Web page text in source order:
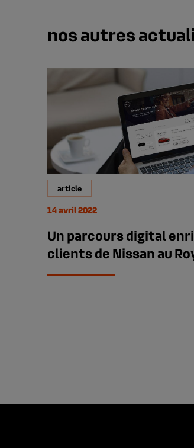
nos autres
article
14 avril 2022
Un parcours digital
clients de Nissan au